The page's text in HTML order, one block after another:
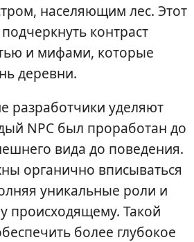
населяющим лес. Этот
контраст
и мифами, которые
деревни.
разработчики уделяют
NPC был проработан до
вида до поведения.
органично вписываться
уникальные роли и
происходящему. Такой
более глубокое